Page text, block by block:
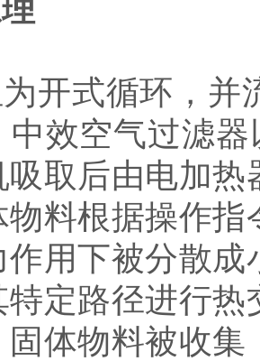
开式循环，并
中效空气过滤
吸取后由电加
物料根据操作
作用下被分散
特定路径进行
固体物料被收